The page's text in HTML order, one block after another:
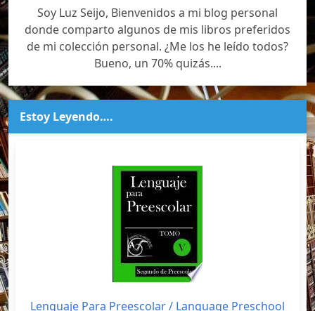
Soy Luz Seijo, Bienvenidos a mi blog personal
donde comparto algunos de mis libros preferidos
de mi colección personal. ¿Me los he leído todos?
Bueno, un 70% quizás....
Estoy Leyendo….
Lenguaje Para Preescolar / Language Preschool